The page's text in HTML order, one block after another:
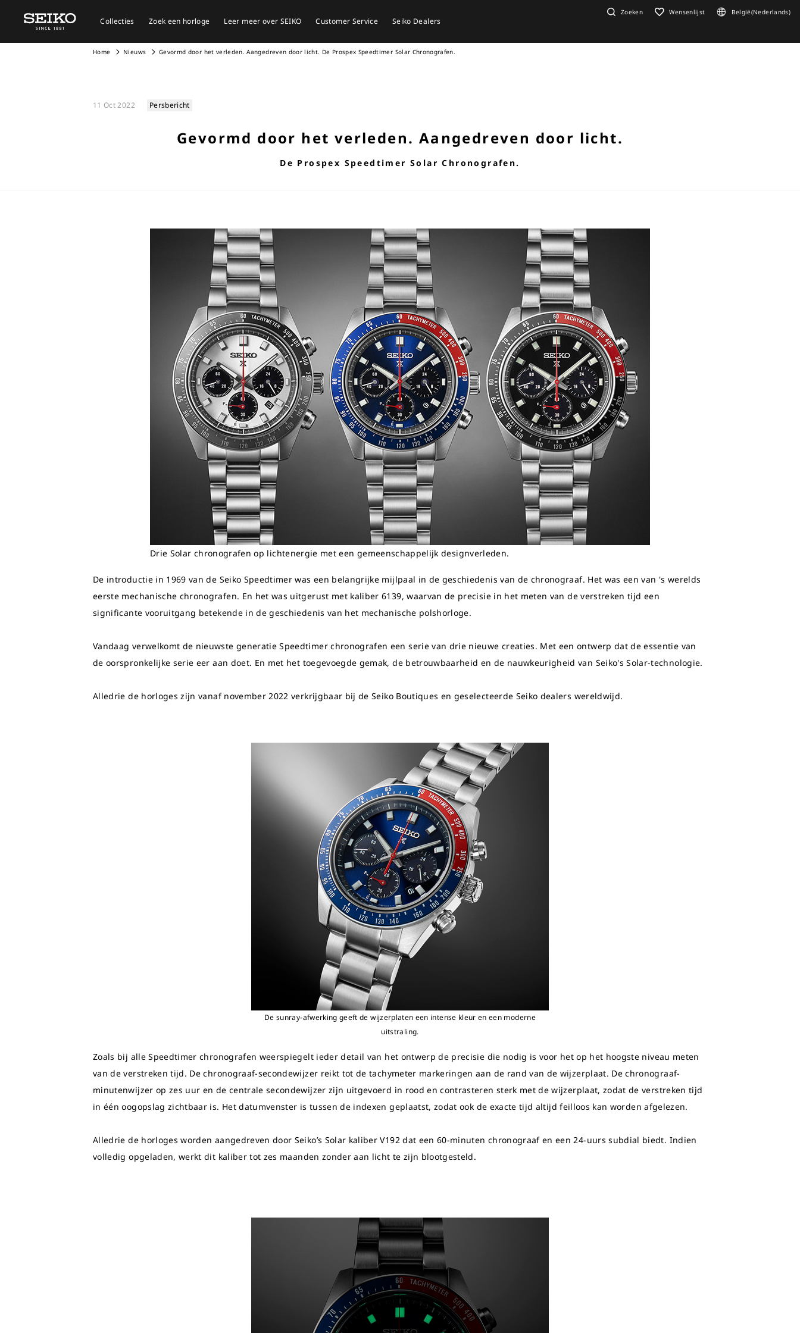
Collecties Zoek een horloge Leer meer over SEIKO Customer Service Seiko Dealers
Zoeken Wensenlijst België(Nederlands)
Home Nieuws Gevormd door het verleden. Aangedreven door licht. De Prospex Speedtimer Solar Chronografen.
11 Oct 2022 Persbericht
Gevormd door het verleden. Aangedreven door licht.
De Prospex Speedtimer Solar Chronografen.
Drie Solar chronografen op lichtenergie met een gemeenschappelijk designverleden.
De introductie in 1969 van de Seiko Speedtimer was een belangrijke mijlpaal in de geschiedenis van de chronograaf. Het was een van 's werelds
eerste mechanische chronografen. En hetwas uitgerust met kaliber 6139, waarvan de precisie in het meten van de verstreken tijd een
significante vooruitgang betekende in de geschiedenis van het mechanische polshorloge.
Vandaag verwelkomt de nieuwste generatie Speedtimer chronografen een serie van drie nieuwe creaties. Met een ontwerp dat de essentie van
de oorspronkelijke serie eer aan doet. En met het toegevoegde gemak, de betrouwbaarheid en de nauwkeurigheid van Seiko's Solar-technologie.
Alledrie de horloges zijn vanaf november 2022 verkrijgbaar bij de Seiko Boutiques en geselecteerde Seiko dealers wereldwijd.
De sunray-afwerking geeft de wijzerplaten een intense kleur en een moderne
uitstraling.
Zoals bij alle Speedtimer chronografen weerspiegelt ieder detail van het ontwerp de precisie die nodig is voor het op het hoogste niveau meten
van de verstreken tijd. De chronograaf-secondewijzer reikt tot de tachymeter markeringen aan de rand van de wijzerplaat. De chronograaf-
minutenwijzer op zes uur en de centrale secondewijzer zijn uitgevoerd in rood en contrasteren sterk met de wijzerplaat, zodat de verstreken tijd
inéén oogopslag zichtbaar is. Het datumvenster is tussen de indexen geplaatst, zodat ook de exacte tijd altijd feilloos kan worden afgelezen.
Alledrie de horloges worden aangedreven door Seiko’s Solar kaliber V192 dat een 60-minuten chronograaf en een 24-uurs subdial biedt. Indien
volledig opgeladen, werkt dit kaliber tot zes maanden zonder aan licht te zijn blootgesteld.